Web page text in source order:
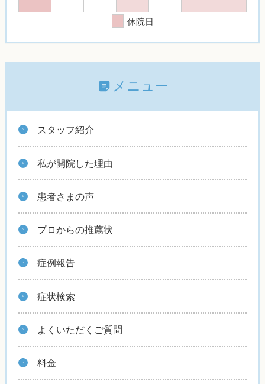
休院日
メニュー
スタッフ紹介
私が開院した理由
患者さまの声
プロからの推薦状
症例報告
症状検索
よくいただくご質問
料金